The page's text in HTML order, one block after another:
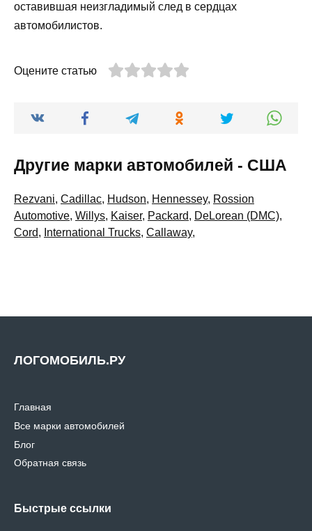
оставившая неизгладимый след в сердцах
автомобилистов.
Оцените статью
Другие марки автомобилей - США
Rezvani, Cadillac, Hudson, Hennessey, Rossion
Automotive, Willys, Kaiser, Packard, DeLorean (DMC),
Cord, International Trucks, Callaway,
ЛОГОМОБИЛЬ.РУ
Главная
Все марки автомобилей
Блог
Обратная связь
Быстрые ссылки